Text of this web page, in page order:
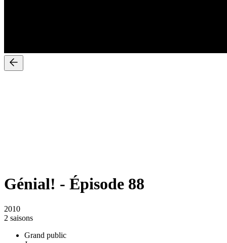
Génial! - Épisode 88
2010
2 saisons
Grand public